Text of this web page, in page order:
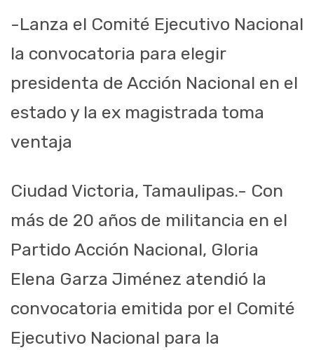
-Lanza el Comité Ejecutivo Nacional
la convocatoria para elegir
presidenta de Acción Nacional en el
estado y la ex magistrada toma
ventaja
Ciudad Victoria, Tamaulipas.- Con
más de 20 años de militancia en el
Partido Acción Nacional, Gloria
Elena Garza Jiménez atendió la
convocatoria emitida por el Comité
Ejecutivo Nacional para la